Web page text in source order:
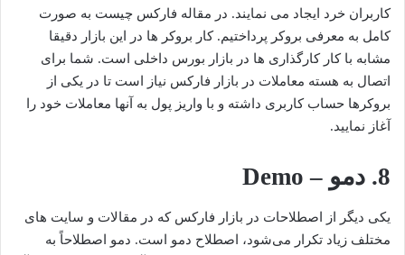
کاربران خرد ایجاد می نمایند. در مقاله فارکس چیست به صورت
کامل به معرفی بروکر پرداختیم. کار بروکر ها در این بازار دقیقا
مشابه با کار کارگذاری ها در بازار بورس داخلی است. شما برای
اتصال به هسته معاملات در بازار فارکس نیاز است تا در یکی از
بروکرها حساب کاربری داشته و با واریز پول به آنها معاملات خود را
آغاز نمایید.
8. دمو – Demo
یکی دیگر از اصطلاحات در بازار فارکس که در مقالات و سایت های
مختلف زیاد تکرار می‌شود، اصطلاح دمو است. دمو اصطلاحاً به